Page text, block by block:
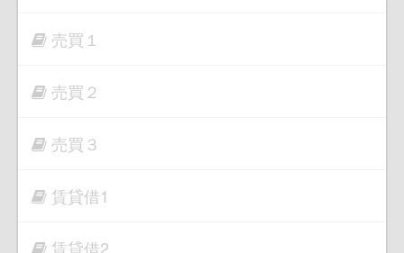
売買１
売買２
売買３
賃貸借1
賃貸借2